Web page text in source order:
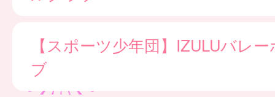
【スポーツ少年団】IZULUバレ
ブ